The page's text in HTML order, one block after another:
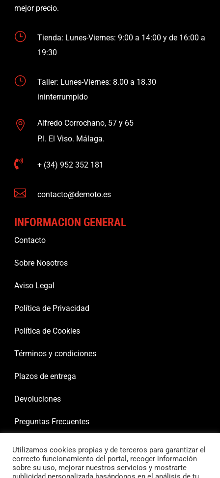
mejor precio.
}
Tienda: Lunes-Viernes: 9:00 a 14:00 y de 16:00 a
19:30
}
Taller: Lunes-Viernes: 8.00 a 18.30
ininterrumpido

Alfredo Corrochano, 57 y 65
P.I. El Viso. Málaga.
 + (34) 952 352 181
 contacto@demoto.es
INFORMACION GENERAL
Contacto
Sobre Nosotros
Aviso Legal
Política de Privacidad
Política de Cookies
Términos y condiciones
Plazos de entrega
Devoluciones
Preguntas Frecuentes
Utilizamos cookies propias y de terceros para garantizar el
correcto funcionamiento del portal, recoger información
sobre su uso, mejorar nuestros servicios y mostrarte